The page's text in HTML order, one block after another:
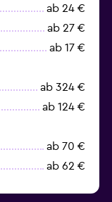
ab 24 €
ab 27 €
ab 17 €
ab 324 €
ab 124 €
ab 70 €
ab 62 €